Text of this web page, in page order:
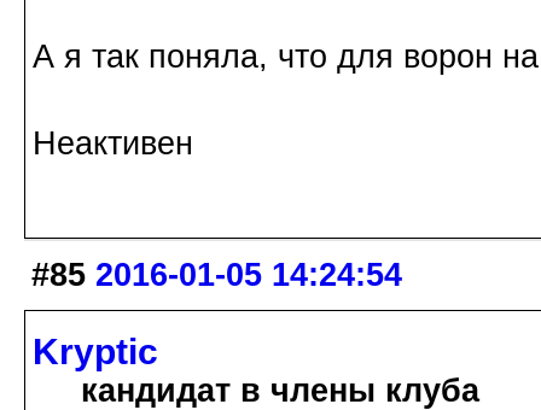
А я так поняла, что для ворон
Неактивен
#85 2016-01-05 14:24:54
Kryptic
кандидат в члены клуба